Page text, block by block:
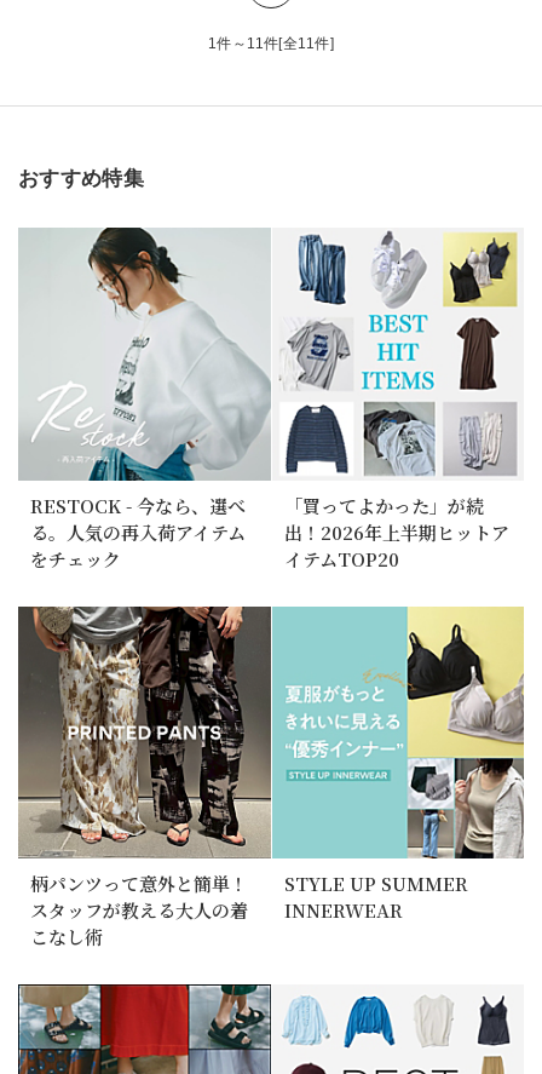
1件～11件[全11件]
おすすめ特集
RESTOCK - 今なら、選べ
る。人気の再入荷アイテム
をチェック
「買ってよかった」が続
出！2026年上半期ヒットア
イテムTOP20
柄パンツって意外と簡単！
スタッフが教える大人の着
こなし術
STYLE UP SUMMER
INNERWEAR